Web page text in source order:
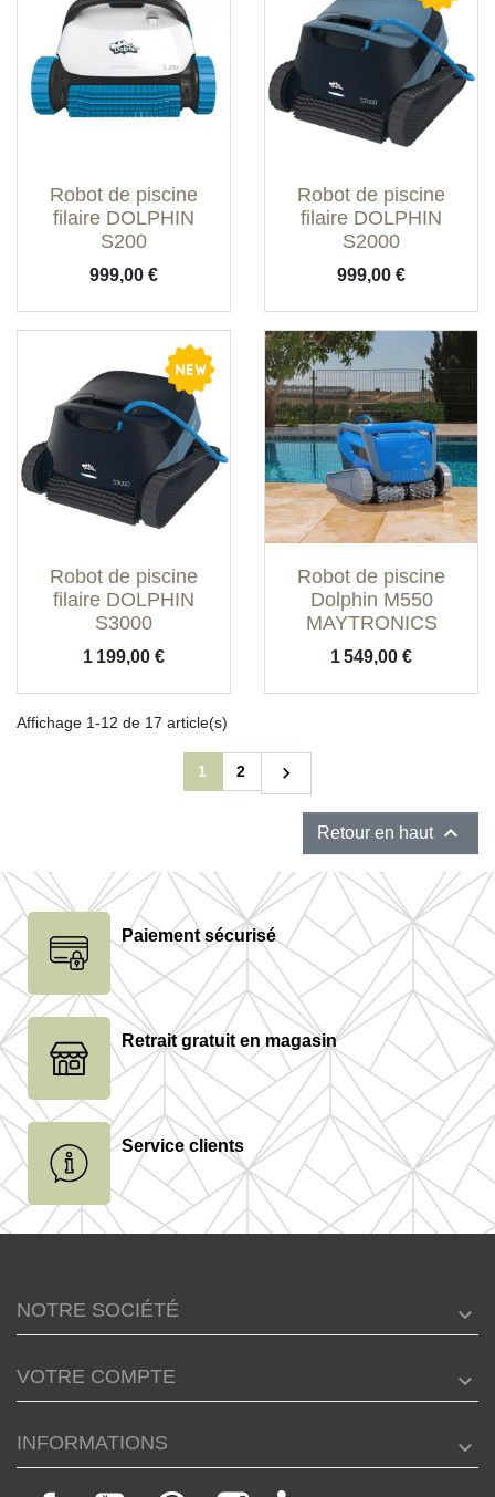
Robot de piscine
filaire DOLPHIN
S200
Prix
999,00 €
Robot de piscine
filaire DOLPHIN
S2000
Prix
999,00 €
Robot de piscine
filaire DOLPHIN
S3000
Prix
1 199,00 €
Robot de piscine
Dolphin M550
MAYTRONICS
Prix
1 549,00 €
Affichage 1-12 de 17 article(s)
1 2 Suivant

Retour en haut 
Paiement sécurisé
Retrait gratuit en magasin
Service clients
NOTRE SOCIÉTÉ
VOTRE COMPTE
INFORMATIONS